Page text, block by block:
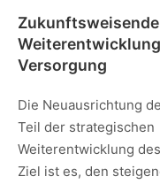
Zukunftsweisende
Versorgung
Die Neuausrichtung
Teil der strategischen
Weiterentwicklung
Ziel ist es, den